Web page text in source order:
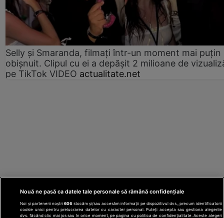
Selly și Smaranda, filmați într-un moment mai puțin
obișnuit. Clipul cu ei a depășit 2 milioane de
pe TikTok VIDEO actualitate.net
Nouă ne pasă ca datele tale personale să rămână confidențiale
Noi și partenerii noștri606 stocăm și/sau accesăm informații pe dispozitivul dvs., precum identificatorii
cookie unici pentru prelucrarea datelor cu caracter personal. Puteți accepta sau gestiona alegerile
dvs. făcând clic mai jos sau în orice moment, pe pagina cu politica de confidențialitate. Aceste alegeri